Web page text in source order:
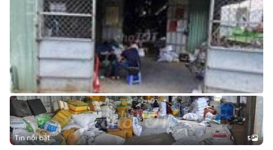
Tin nổi bật 5